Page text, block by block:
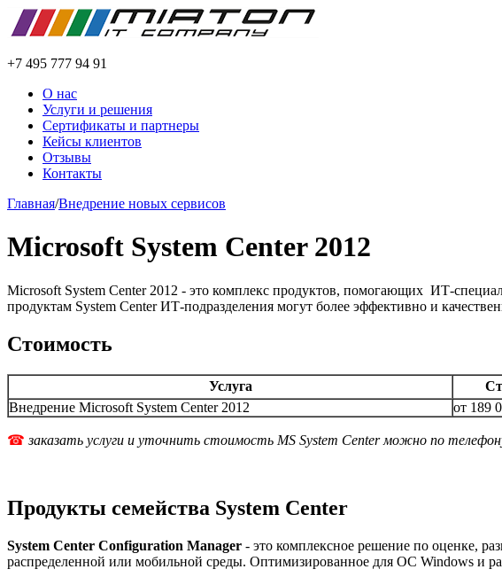
+7 495 777 94 91
О нас
Услуги и решения
Сертификаты и партнеры
Кейсы клиентов
Отзывы
Контакты
Главная/Внедрение новых сервисов
Microsoft System Center 2012
Microsoft System Center 2012 - это комплекс продуктов, помогающих ИТ-
продуктам System Center ИТ-подразделения могут более эффективно и
Стоимость
Услуга
Внедрение Microsoft System Center 2012
от 189
☎ заказать услуги и уточнить стоимость MS System Center можно по
Продукты семейства System Center
System Center Configuration Manager - это комплексное решение по оценке,
распределенной или мобильной среды. Оптимизированное для ОС Windows и